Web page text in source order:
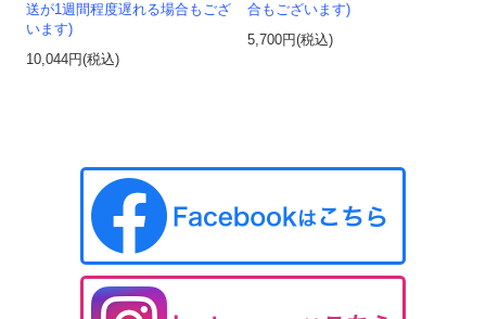
送が1週間程度遅れる場合もござ
います)
10,044円(税込)
合もございます)
5,700円(税込)